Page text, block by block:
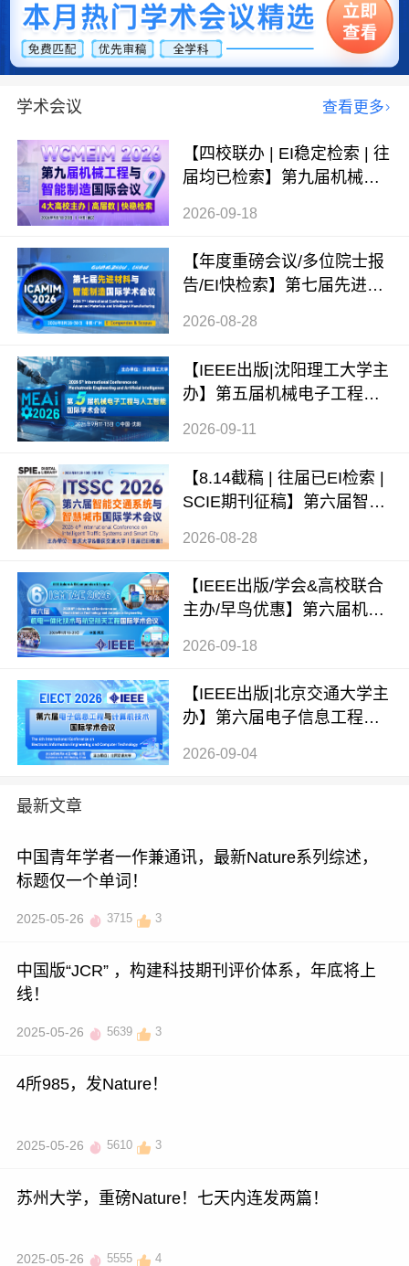
学术会议 查看更多
【四校联办 | EI稳定检索 | 往
届均已检索】第九届机械工
2026-09-18
【年度重磅会议/多位院士报
告/EI快检索】第七届先进材
2026-08-28
【IEEE出版|沈阳理工大学主
办】第五届机械电子工程与
2026-09-11
【8.14截稿 | 往届已EI检索 |
SCIE期刊征稿】第六届智能
术会议（ITSSC 2026）
2026-08-28
【IEEE出版/学会&高校联合
主办/早鸟优惠】第六届机电
国际学术会议（ICMTAE 202
2026-09-18
【IEEE出版|北京交通大学主
办】第六届电子信息工程与
IECT 2026）
2026-09-04
最新文章
中国青年学者一作兼通讯，最新Nature系列综述，
标题仅一个单词！
2025-05-26 3715 3
中国版“JCR” ，构建科技期刊评价体系，年底将上
线！
2025-05-26 5639 3
4所985，发Nature！
2025-05-26 5610 3
苏州大学，重磅Nature！七天内连发两篇！
2025-05-26 5555 4